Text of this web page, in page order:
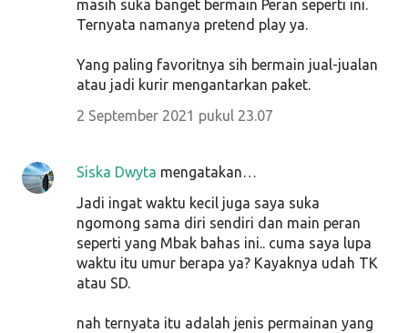
masih suka banget bermain Peran seperti ini.
Ternyata namanya pretend play ya.
Yang paling favoritnya sih bermain jual-jualan
atau jadi kurir mengantarkan paket.
2 September 2021 pukul 23.07
Siska Dwyta mengatakan…
Jadi ingat waktu kecil juga saya suka
ngomong sama diri sendiri dan main peran
seperti yang Mbak bahas ini.. cuma saya lupa
waktu itu umur berapa ya? Kayaknya udah TK
atau SD.
nah ternyata itu adalah jenis permainan yang